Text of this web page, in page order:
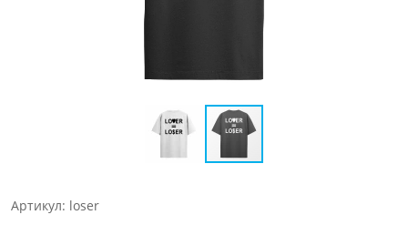
Артикул: loser